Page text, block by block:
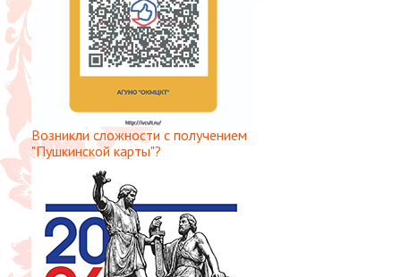
Возникли сложности с получением
"Пушкинской карты"?